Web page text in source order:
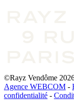
©Rayz Vendôme
Agence WEBCOM -
confidentialité -